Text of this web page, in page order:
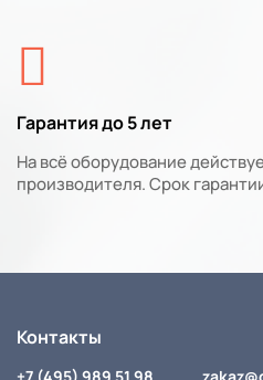
Гарантия до 5 лет
На всё оборудование
производителя. Срок
Контакты